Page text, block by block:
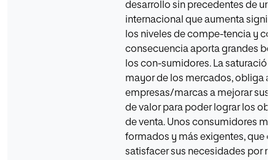
desarrollo sin precedentes de un
internacional que aumenta
los niveles de compe-tencia y
consecuencia aporta grandes
los con-sumidores. La saturación
mayor de los mercados, obliga a
empresas/marcas a mejorar sus
de valor para poder lograr los
de venta. Unos consumidores
formados y más exigentes, que
satisfacer sus necesidades por